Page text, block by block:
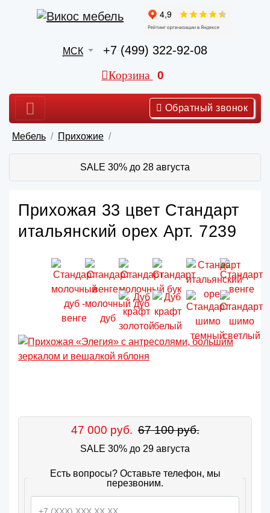
МСК +7 (499) 322-92-08
Корзина 0
Обратный звонок
Мебель Прихожие
SALE 30% до 28 августа
Прихожая 33 цвет Стандарт
итальянский орех Арт. 7239
47 000 руб. 67 100 руб.
SALE 30% до 29 августа
Есть вопросы? Оставьте телефон, мы
перезвоним.